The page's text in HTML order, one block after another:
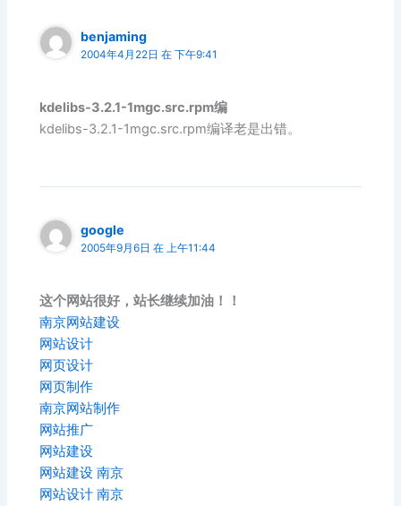
benjaming
2004年4月22日 在 下午9:41
kdelibs-3.2.1-1mgc.src.rpm编
kdelibs-3.2.1-1mgc.src.rpm编译老是出错。
google
2005年9月6日 在 上午11:44
这个网站很好，站长继续加油！！
南京网站建设
网站设计
网页设计
网页制作
南京网站制作
网站推广
网站建设
网站建设 南京
网站设计 南京